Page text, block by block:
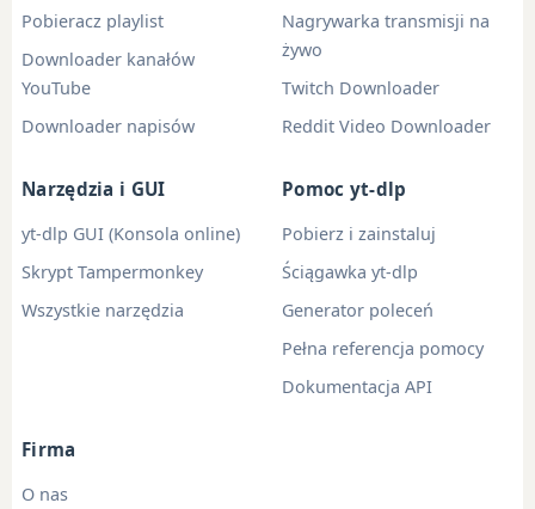
Pobieracz playlist
Downloader kanałów
YouTube
Downloader napisów
Nagrywarka transmisji na
żywo
Twitch Downloader
Reddit Video Downloader
Narzędzia i GUI
yt-dlp GUI (Konsola online)
Skrypt Tampermonkey
Wszystkie narzędzia
Pomoc yt-dlp
Pobierz i zainstaluj
Ściągawka yt-dlp
Generator poleceń
Pełna referencja pomocy
Dokumentacja API
Firma
O nas